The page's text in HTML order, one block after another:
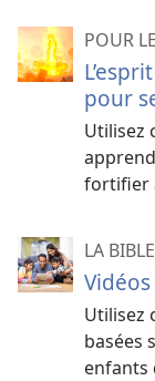
POUR
pour
Utilisez
fortifier
LA
Utilisez
basées
enfants